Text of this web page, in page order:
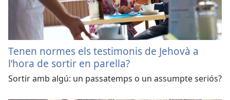
Tenen normes els testimonis de Jehovà a
l’hora de sortir en parella?
Sortir amb algú: un passatemps o un assumpte seriós?